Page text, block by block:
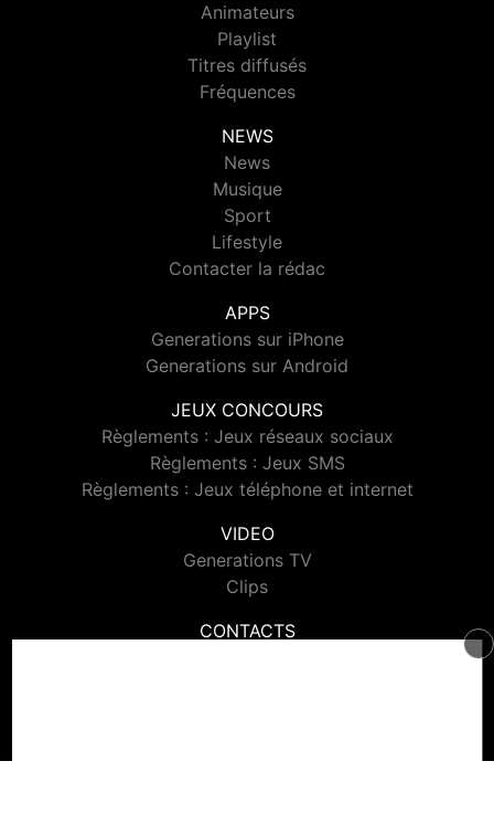
Animateurs
Playlist
Titres diffusés
Fréquences
NEWS
News
Musique
Sport
Lifestyle
Contacter la rédac
APPS
Generations sur iPhone
Generations sur Android
JEUX CONCOURS
Règlements : Jeux réseaux sociaux
Règlements : Jeux SMS
Règlements : Jeux téléphone et internet
VIDEO
Generations TV
Clips
CONTACTS